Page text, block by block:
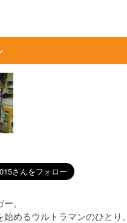
。
始めるウルトラマンのひとり。